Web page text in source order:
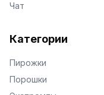
Чат
Категории
Пирожки
Порошки